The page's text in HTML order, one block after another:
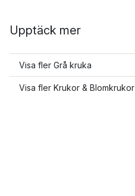
Upptäck mer
Visa fler Grå kruka
Visa fler Krukor & Blomkrukor